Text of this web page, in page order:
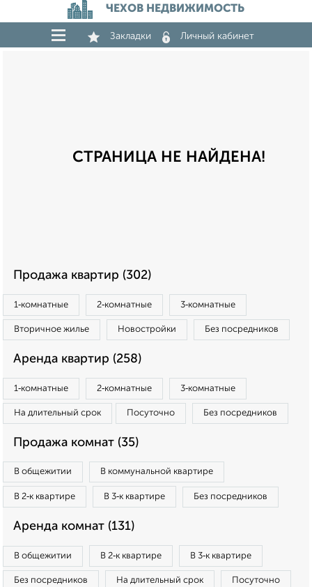
ЧЕХОВ НЕДВИЖИМОСТЬ
Закладки Личный кабинет
СТРАНИЦА НЕ НАЙДЕНА!
Продажа квартир (302)
1‑комнатные 2‑комнатные 3‑комнатные
Вторичное жилье Новостройки Без посредников
Аренда квартир (258)
1‑комнатные 2‑комнатные 3‑комнатные
На длительный срок Посуточно Без посредников
Продажа комнат (35)
В общежитии В коммунальной квартире
В 2‑к квартире В 3‑к квартире Без посредников
Аренда комнат (131)
В общежитии В 2‑к квартире В 3‑к квартире
Без посредников На длительный срок Посуточно